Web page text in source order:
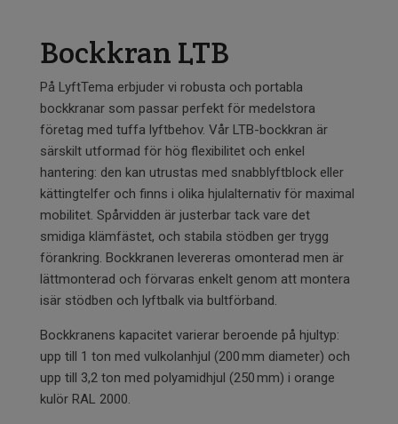
Bockkran LTB
På LyftTema erbjuder vi robusta och portabla
bockkranar som passar perfekt för medelstora
företag med tuffa lyftbehov. Vår LTB-bockkran är
särskilt utformad för hög flexibilitet och enkel
hantering: den kan utrustas med snabblyftblock eller
kättingtelfer och finns i olika hjulalternativ för maximal
mobilitet. Spårvidden är justerbar tack vare det
smidiga klämfästet, och stabila stödben ger trygg
förankring. Bockkranen levereras omonterad men är
lättmonterad och förvaras enkelt genom att montera
isär stödben och lyftbalk via bultförband.
Bockkranens kapacitet varierar beroende på hjultyp:
upp till 1 ton med vulkolanhjul (200 mm diameter) och
upp till 3,2 ton med polyamidhjul (250 mm) i orange
kulör RAL 2000.